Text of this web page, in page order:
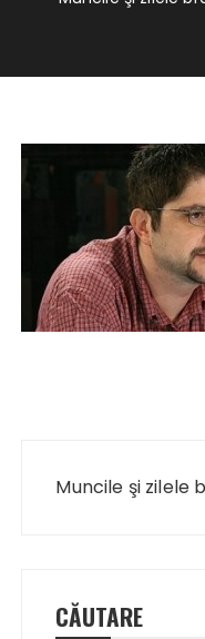
Muncile şi zilele
CĂUTARE